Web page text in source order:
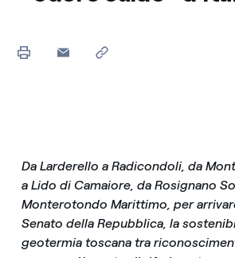
Da Larderello a Radicondoli, da
a Lido di Camaiore, da Rosignano
Monterotondo Marittimo, per
Senato della Repubblica, la
geotermia toscana tra